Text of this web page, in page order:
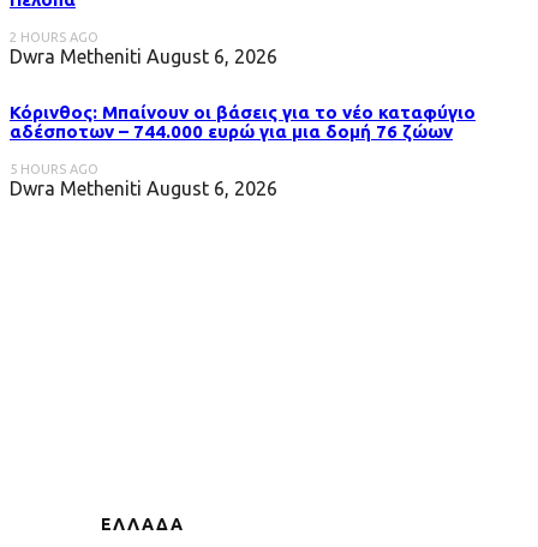
2 HOURS AGO
Dwra Metheniti August 6, 2026
Κόρινθος: Μπαίνουν οι βάσεις για το νέο καταφύγιο
αδέσποτων – 744.000 ευρώ για μια δομή 76 ζώων
5 HOURS AGO
Dwra Metheniti August 6, 2026
ΕΛΛΑΔΑ